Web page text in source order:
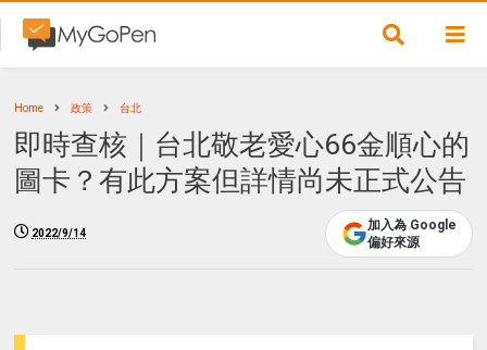
Home 政策 台北
即時查核｜台北敬老愛心66金順心的
圖卡？有此方案但詳情尚未正式公告
2022/9/14
加入為 Google
偏好來源